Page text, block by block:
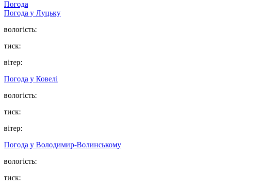
Погода
Погода у Луцьку
вологість:
тиск:
вітер:
Погода у Ковелі
вологість:
тиск:
вітер:
Погода у Володимир-Волинському
вологість:
тиск: